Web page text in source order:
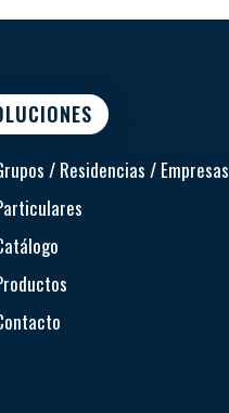
/ Residencias / Empresas